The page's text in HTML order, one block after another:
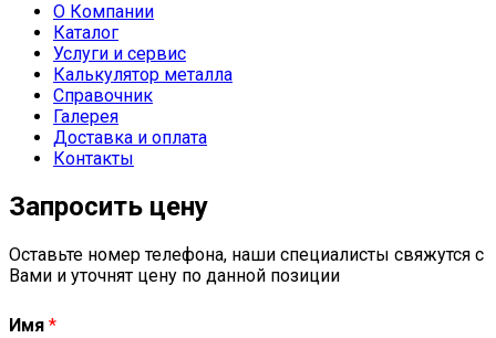
О Компании
Каталог
Услуги и сервис
Калькулятор металла
Справочник
Галерея
Доставка и оплата
Контакты
Запросить цену
Оставьте номер телефона, наши специалисты свяжутся с
Вами и уточнят цену по данной позиции
Имя *